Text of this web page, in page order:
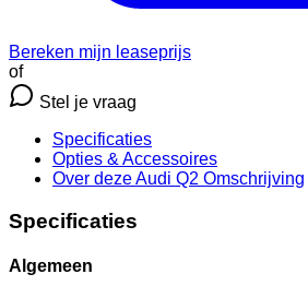
Bereken mijn leaseprijs
of
Stel je vraag
Specificaties
Opties & Accessoires
Over deze Audi Q2 Omschrijving
Specificaties
Algemeen